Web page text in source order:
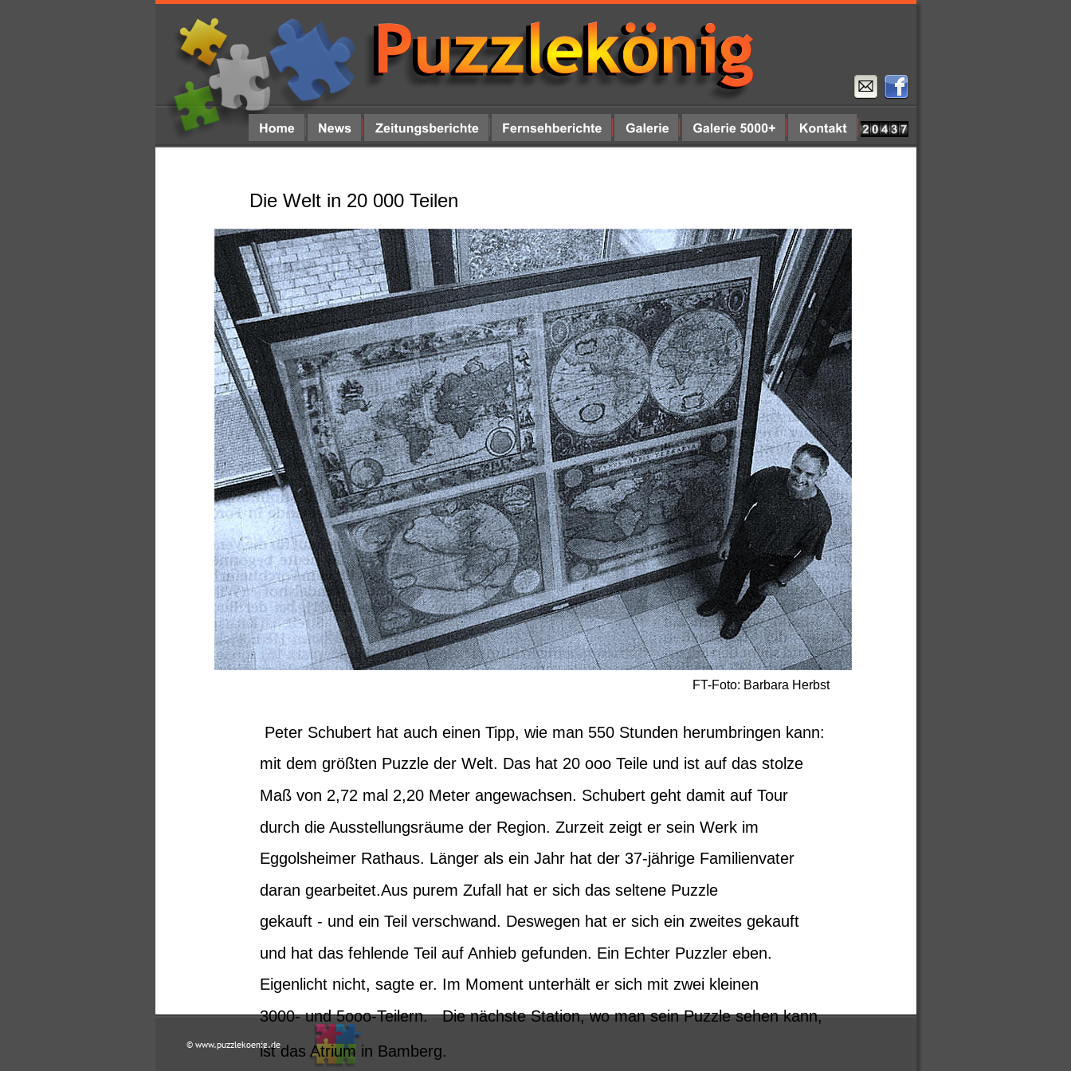
© www.puzzlekoenig.de
Made with MAGIX
Die Welt in 20 000 Teilen
Peter Schubert hat auch einen Tipp, wie man 550 Stunden herumbringen kann:
mit dem größten Puzzle der Welt. Das hat 20 ooo Teile und ist auf das stolze
Maß von 2,72 mal 2,20 Meter angewachsen. Schubert geht damit auf Tour
durch die Ausstellungsräume der Region. Zurzeit zeigt er sein Werk im
Eggolsheimer Rathaus. Länger als ein Jahr hat der 37-jährige Familienvater
daran gearbeitet.Aus purem Zufall hat er sich das seltene Puzzle
gekauft - und ein Teil verschwand. Deswegen hat er sich ein zweites gekauft
und hat das fehlende Teil auf Anhieb gefunden. Ein Echter Puzzler eben.
Eigenlicht nicht, sagte er. Im Moment unterhält er sich mit zwei kleinen
3000- und 5ooo-Teilern.   Die nächste Station, wo man sein Puzzle sehen kann,
ist das Atrium in Bamberg.
FT-Foto: Barbara Herbst